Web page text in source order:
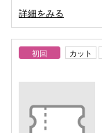
詳細をみる
初回 カット